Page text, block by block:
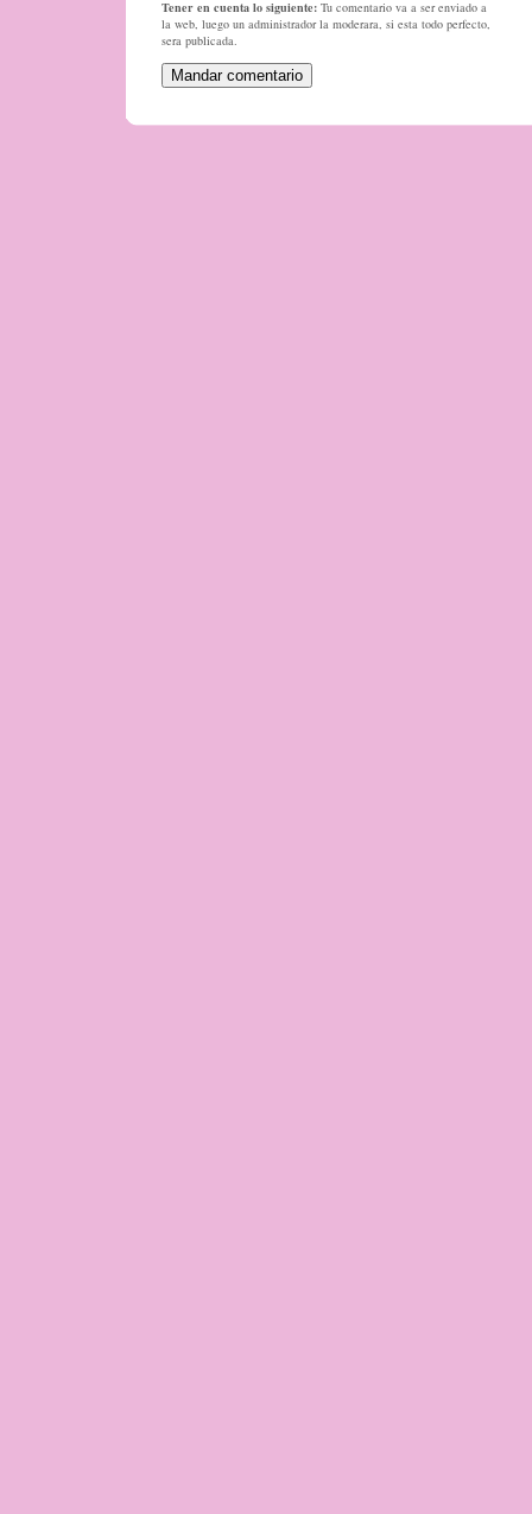
Tener en cuenta lo siguiente: Tu comentario va a ser enviado a
la web, luego un administrador la moderara, si esta todo perfecto,
sera publicada.